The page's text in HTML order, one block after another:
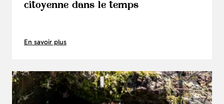
citoyenne dans le temps
En savoir plus